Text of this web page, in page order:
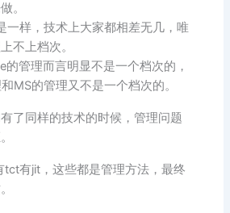
。
一样，技术上大家都相差无几，唯
不上档次。
管理而言明显不是一个档次的，
MS的管理又不是一个档次的。
了同样的技术的时候，管理问题
tct有jit，这些都是管理方法，最终